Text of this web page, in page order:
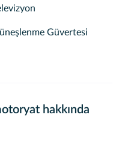
Güvertesi
hakkında